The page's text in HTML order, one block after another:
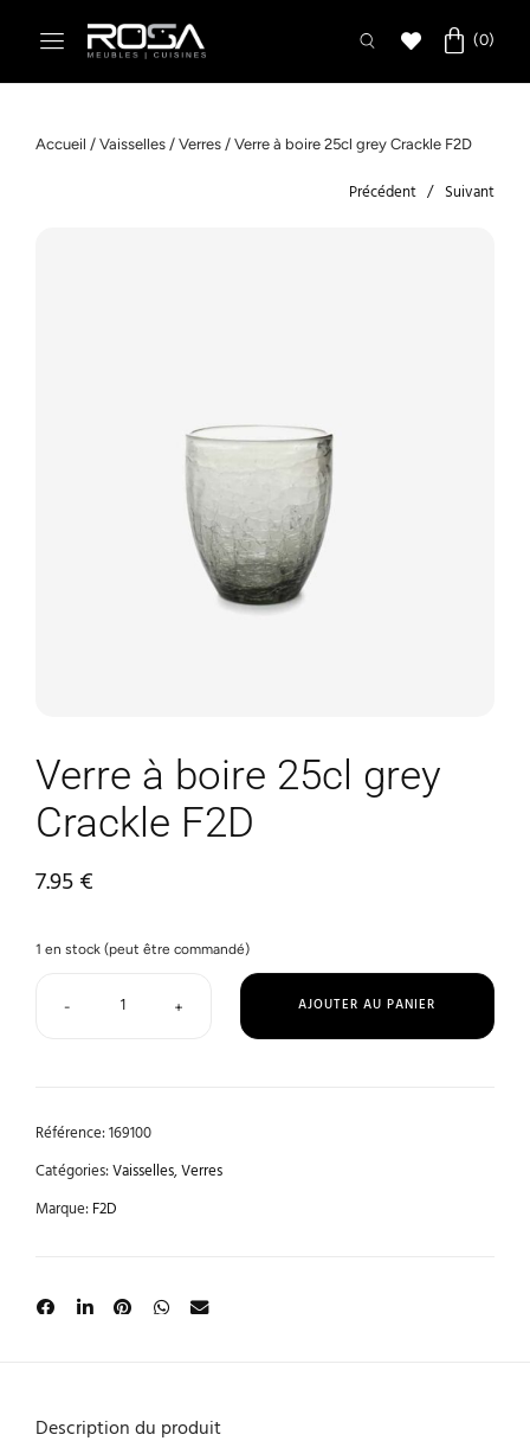
Accueil / Vaisselles / Verres / Verre à boire 25cl grey Crackle F2D
Précédent Suivant
Verre à boire 25cl grey
Crackle F2D
7.95€
1 en stock (peut être commandé)
+
- AJOUTER AU PANIER
Référence:169100
Catégories:Vaisselles,Verres
Marque:F2D
Description du produit